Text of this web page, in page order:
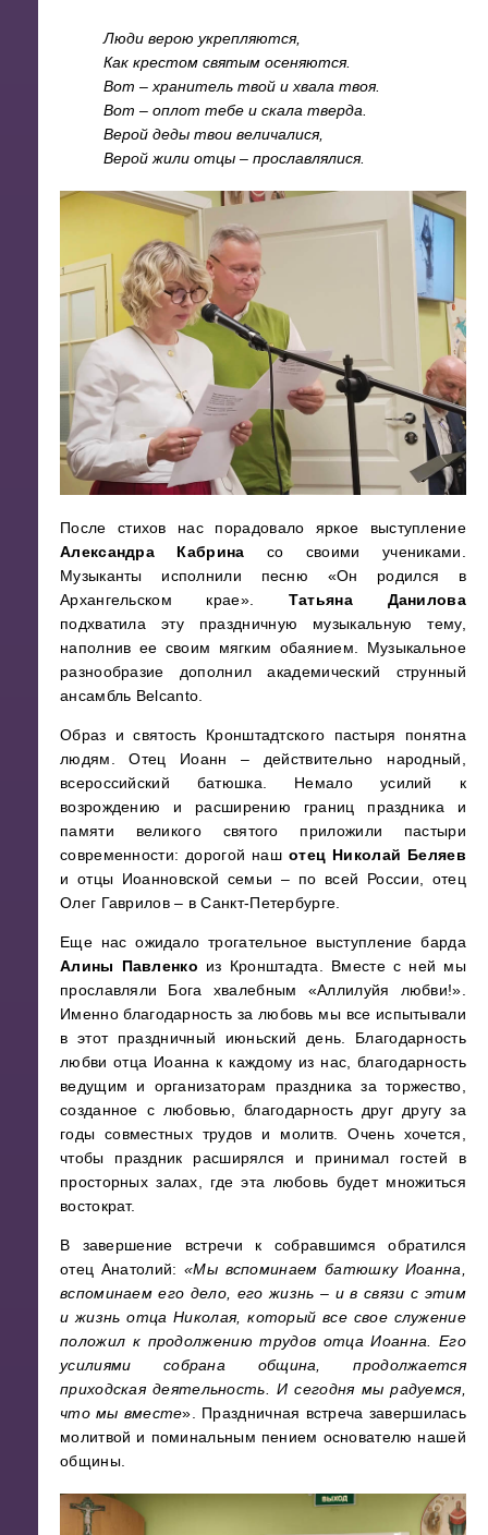
Люди верою укрепляются,
Как крестом святым осеняются.
Вот – хранитель твой и хвала твоя.
Вот – оплот тебе и скала тверда.
Верой деды твои величалися,
Верой жили отцы – прославлялися.
После стихов нас порадовало яркое выступление
Александра Кабрина со своими учениками.
Музыканты исполнили песню «Он родился в
Архангельском крае». Татьяна Данилова
подхватила эту праздничную музыкальную тему,
наполнив ее своим мягким обаянием. Музыкальное
разнообразие дополнил академический струнный
ансамбль Belcanto.
Образ и святость Кронштадтского пастыря понятна
людям. Отец Иоанн – действительно народный,
всероссийский батюшка. Немало усилий к
возрождению и расширению границ праздника и
памяти великого святого приложили пастыри
современности: дорогой нашотец Николай Беляев
и отцы Иоанновской семьи – по всей России, отец
Олег Гаврилов – в Санкт-Петербурге.
Еще нас ожидало трогательное выступление барда
Алины Павленко из Кронштадта. Вместе с ней мы
прославляли Бога хвалебным «Аллилуйя любви!».
Именно благодарность за любовь мы все испытывали
в этот праздничный июньский день. Благодарность
любви отца Иоанна к каждому из нас, благодарность
ведущим и организаторам праздника за торжество,
созданное с любовью, благодарность друг другу за
годы совместных трудов и молитв. Очень хочется,
чтобы праздник расширялся и принимал гостей в
просторных залах, где эта любовь будет множиться
востократ.
В завершение встречи к собравшимся обратился
отец Анатолий:«Мы вспоминаем батюшку Иоанна,
вспоминаем его дело, его жизнь – и в связи с этим
и жизнь отца Николая, который все свое служение
положил к продолжению трудов отца Иоанна. Его
усилиями собрана община, продолжается
приходская деятельность. И сегодня мы радуемся,
что мы вместе». Праздничная встреча завершилась
молитвой и поминальным пением основателю нашей
общины.